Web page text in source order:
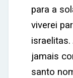
para a
viverei
israelitas.
jamais
santo